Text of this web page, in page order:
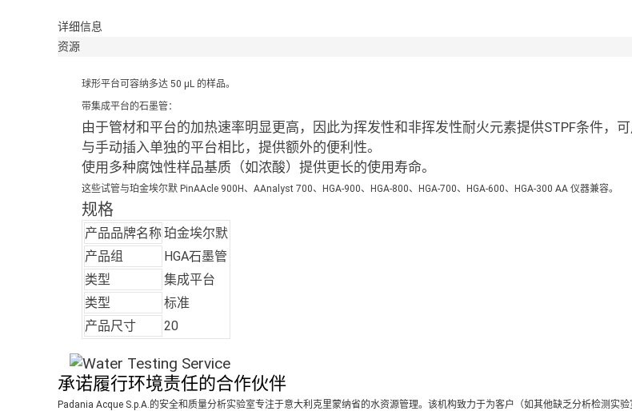
详细信息
资源
球形平台可容纳多达 50 μL 的样品。
带集成平台的石墨管：
由于管材和平台的加热速率明显更高，因此为挥发性和非挥发性耐火元素提供STPF条件，可
与手动插入单独的平台相比，提供额外的便利性。
使用多种腐蚀性样品基质（如浓酸）提供更长的使用寿命。
这些试管与珀金埃尔默 PinAAcle 900H、AAnalyst 700、HGA-900、HGA-800、HGA-700、HGA-600、HGA-300 AA 仪器兼容。
规格
产品品牌名称 珀金埃尔默
产品组
HGA石墨管
类型
集成平台
类型
标准
产品尺寸
20
承诺履行环境责任的合作伙伴
Padania Acque S.p.A.的安全和质量分析实验室专注于意大利克里蒙纳省的水资源管理。该机构致力于为客户（如其他缺乏分析检测